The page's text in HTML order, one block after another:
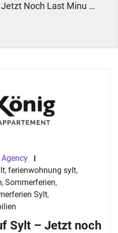
Noch Last Minu …
, ferienwohnung sylt,
, Sommerferien,
Sylt,
Sylt – Jetzt noch